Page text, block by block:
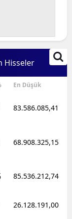
Hisseler
En Düşük
83.586.085,41
68.908.325,15
85.536.212,74
26.128.191,00